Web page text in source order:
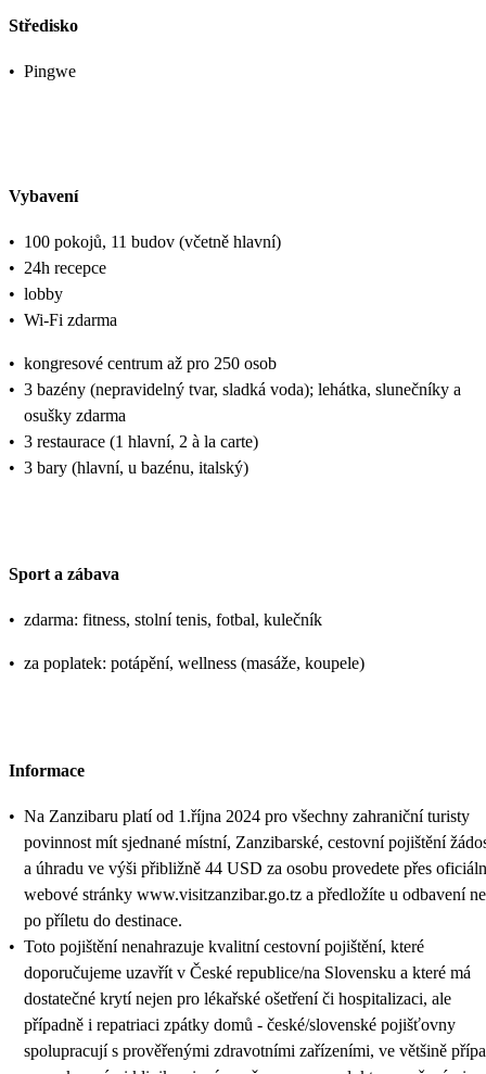
Středisko
• Pingwe
Vybavení
• 100 pokojů, 11 budov (včetně hlavní)
• 24h recepce
• lobby
• Wi-Fi zdarma
• kongresové centrum až pro 250 osob
• 3 bazény (nepravidelný tvar, sladká voda); lehátka, slunečníky a
osušky zdarma
• 3 restaurace (1 hlavní, 2 à la carte)
• 3 bary (hlavní, u bazénu, italský)
Sport a zábava
• zdarma: fitness, stolní tenis, fotbal, kulečník
• za poplatek: potápění, wellness (masáže, koupele)
Informace
• Na Zanzibaru platí od 1.října 2024 pro všechny zahraniční turisty
povinnost mít sjednané místní, Zanzibarské, cestovní pojištění
a úhradu ve výši přibližně 44 USD za osobu provedete přes
webové stránky www.visitzanzibar.go.tz a předložíte u odbavení
po příletu do destinace.
• Toto pojištění nenahrazuje kvalitní cestovní pojištění, které
doporučujeme uzavřít v České republice/na Slovensku a které má
dostatečné krytí nejen pro lékařské ošetření či hospitalizaci, ale
případně i repatriaci zpátky domů - české/slovenské pojišťovny
spolupracují s prověřenými zdravotními zařízeními, ve většině